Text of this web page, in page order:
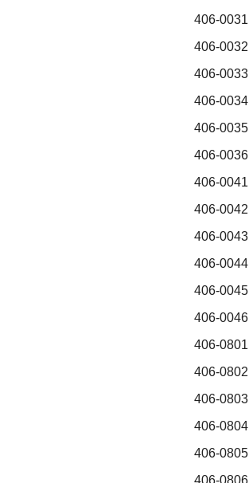
406-0031
406-0032
406-0033
406-0034
406-0035
406-0036
406-0041
406-0042
406-0043
406-0044
406-0045
406-0046
406-0801
406-0802
406-0803
406-0804
406-0805
406-0806